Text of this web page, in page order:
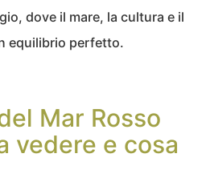
dove il mare, la cultura e il
equilibrio perfetto.
Mar Rosso
vedere e cosa